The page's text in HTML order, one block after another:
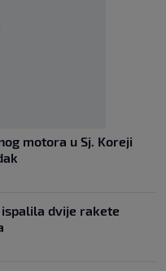
motora u Sj. Koreji
dvije rakete